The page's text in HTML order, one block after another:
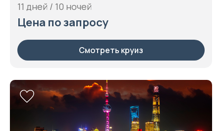
11 дней / 10 ночей
Цена по запросу
Смотреть круиз